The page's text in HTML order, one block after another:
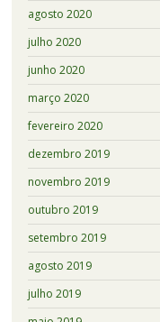
agosto 2020
julho 2020
junho 2020
março 2020
fevereiro 2020
dezembro 2019
novembro 2019
outubro 2019
setembro 2019
agosto 2019
julho 2019